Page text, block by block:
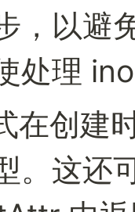
，以避
处理
在创建
。这还